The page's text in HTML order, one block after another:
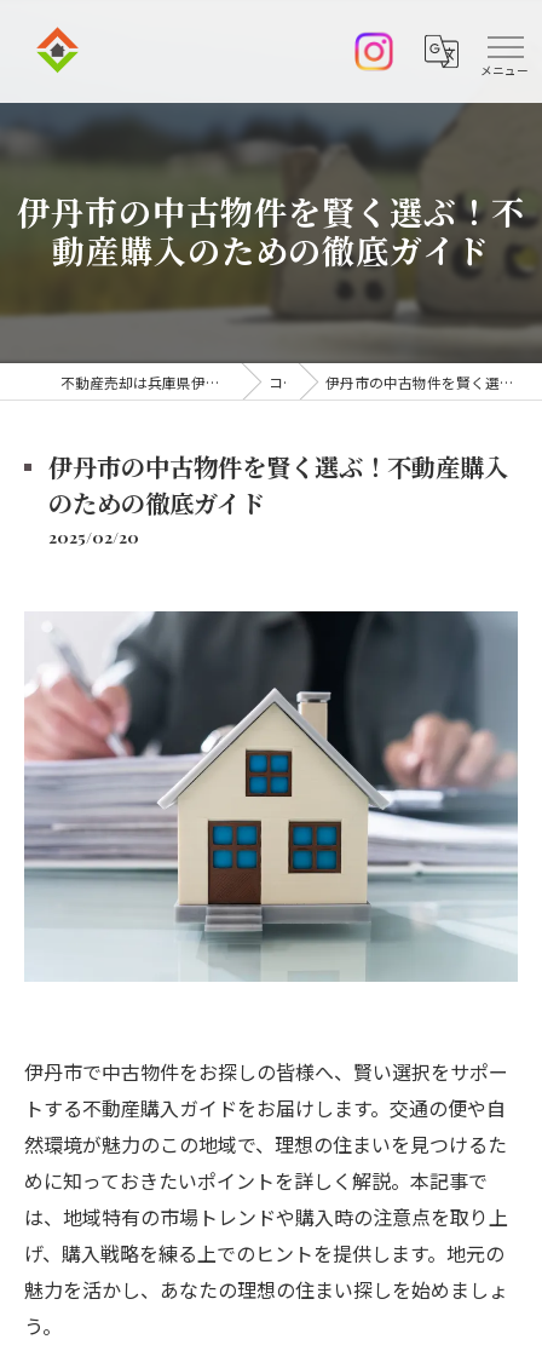
伊丹市の中古物件を賢く選ぶ！不
動産購入のための徹底ガイド
不動産売却は兵庫県伊丹市の株式会社アークエステート コラム 伊丹市の中古物件を賢く選ぶ！不動産購入のための徹底ガイド
伊丹市の中古物件を賢く選ぶ！不動産購入
のための徹底ガイド
2025/02/20
伊丹市で中古物件をお探しの皆様へ、賢い選択をサポー
トする不動産購入ガイドをお届けします。交通の便や自
然環境が魅力のこの地域で、理想の住まいを見つけるた
めに知っておきたいポイントを詳しく解説。本記事で
は、地域特有の市場トレンドや購入時の注意点を取り上
げ、購入戦略を練る上でのヒントを提供します。地元の
魅力を活かし、あなたの理想の住まい探しを始めましょ
う。